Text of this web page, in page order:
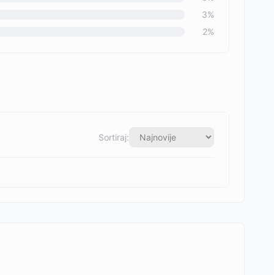
3%
2%
Sortiraj: